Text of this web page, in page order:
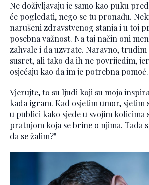
Ne doživljavaju je samo kao puku
će pogledati, nego se tu pronađu.
narušeni zdravstvenog stanja i u toj
posebna važnost. Na taj način oni
zahvale i da uzvrate. Naravno, trudim
susret, ali tako da ih ne povrijedim,
osjećaju kao da im je potrebna pomoć.
Vjerujte, to su ljudi koji su moja
kada igram. Kad osjetim umor, sjetim
u publici kako sjede u svojim kolicima
pratnjom koja se brine o njima. Tada
da se žalim?"